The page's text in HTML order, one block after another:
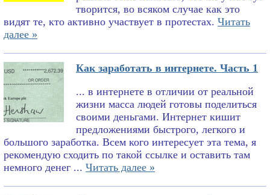
творится, во всяком случае как это
видят те, кто активно участвует в протестах. Читать
далее »
Как заработать в интернете. Часть 1
... в интернете в отличии от реальной
жизни масса людей готовы поделиться
своими деньгами. Интернет кишит
предложениями быстрого, легкого и
большого заработка. Всем кого интересует эта тема, я
рекомендую сходить по такой ссылке и оставить там
немного денег ... Читать далее »